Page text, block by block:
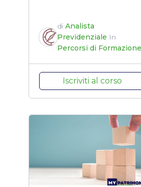
di Analista
Previdenziale In
Percorsi di Formazione
Iscriviti al corso